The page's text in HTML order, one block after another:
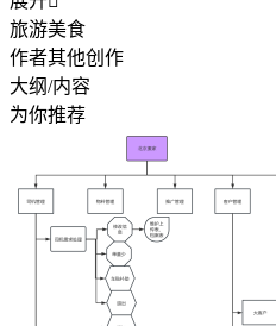
旅游美食
作者其他创作
大纲/内容
为你推荐